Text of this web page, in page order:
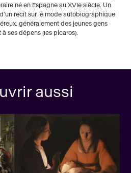
né en Espagne au XVIe siècle. Un
récit sur le mode autobiographique
généralement des jeunes gens
ses dépens (les picaros).
aussi